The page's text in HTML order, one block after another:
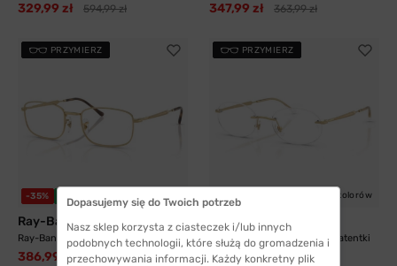
329,99 zł 594,99 zł 347,99 zł 363,99 zł
PRZYMIERZ
-35% WYSYŁKA 24H
Ray-Ban®
Ray-Ban® 6533 2500 54
386,99 zł 594,99 zł
PRZYMIERZ
-41% 6 kolorów
Ray-Ban®
Ray-Ban® 3767V 2500 50 Patentki
361,99 zł 615,99 zł
Dopasujemy się do Twoich potrzeb
Nasz sklep korzysta z ciasteczek i/lub innych
podobnych technologii, które służą do gromadzenia i
przechowywania informacji. Każdy konkretny plik